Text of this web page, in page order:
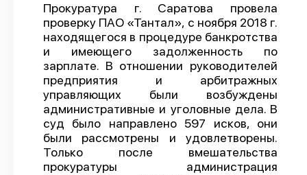
Отчеты
Предложить публикацию
Справочник
API
О проекте
Политика конфиденциальности
Прокуратура г. Саратова провела
проверку ПАО «Тантал», с ноября 2018 г.
находящегося в процедуре банкротства
и имеющего задолженность по
зарплате. В отношении руководителей
предприятия и арбитражных
управляющих были возбуждены
административные и уголовные дела. В
суд было направлено 597 исков, они
были рассмотрены и удовлетворены.
Только после вмешательства
прокуратуры администрация